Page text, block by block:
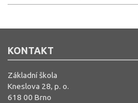
KONTAKT
Základní škola
Kneslova 28, p. o.
618 00 Brno